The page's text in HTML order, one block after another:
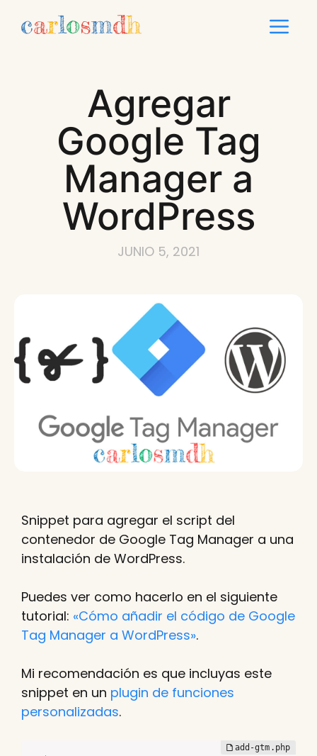
Agregar
Google Tag
Manager a
WordPress
JUNIO 5, 2021
Snippet para agregar el script del
contenedor de Google Tag Manager a una
instalación de WordPress.
Puedes ver como hacerlo en el siguiente
tutorial: «Cómo añadir el código de Google
Tag Manager a WordPress».
Mi recomendación es que incluyas este
snippet en un plugin de funciones
personalizadas.